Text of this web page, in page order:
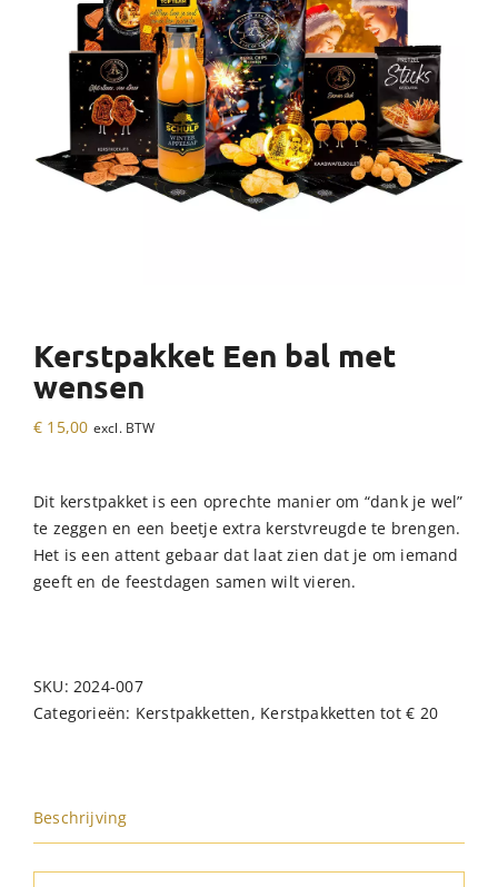
Over Kerst & Kado
Kerstpakket Een bal met
wensen
€ 15,00 excl. BTW
Dit kerstpakket is een oprechte manier om “dank je wel”
te zeggen en een beetje extra kerstvreugde te brengen.
Het is een attent gebaar dat laat zien dat je om iemand
geeft en de feestdagen samen wilt vieren.
SKU:2024-007
Categorieën: Kerstpakketten, Kerstpakketten tot € 20
Beschrijving